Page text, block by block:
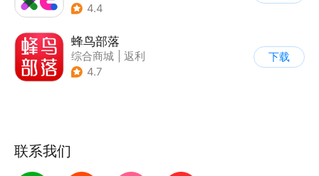
4.4
蜂鸟部落
综合商城
返利
4.7
下载
联系我们